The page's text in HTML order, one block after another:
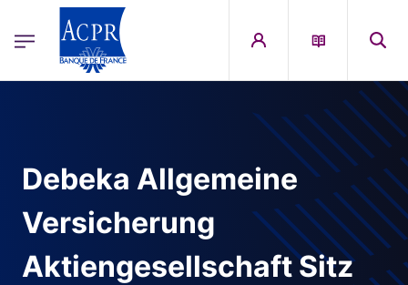
ACPR Menu Principal (French)
Debeka Allgemeine
Versicherung
Aktiengesellschaft Sitz